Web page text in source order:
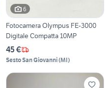
6
Fotocamera Olympus FE-3000
Digitale Compatta 10MP
45 €
Sesto San Giovanni(MI)